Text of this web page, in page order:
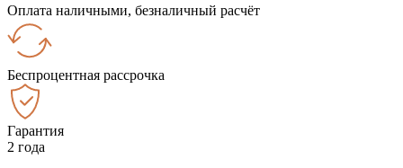
Оплата наличными, безналичный расчёт
Беспроцентная рассрочка
Гарантия
2 года